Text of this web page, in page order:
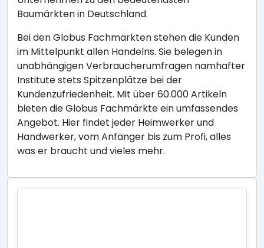
Baumärkten in Deutschland.
Bei den Globus Fachmärkten stehen die Kunden
im Mittelpunkt allen Handelns. Sie belegen in
unabhängigen Verbraucherumfragen namhafter
Institute stets Spitzenplätze bei der
Kundenzufriedenheit. Mit über 60.000 Artikeln
bieten die Globus Fachmärkte ein umfassendes
Angebot. Hier findet jeder Heimwerker und
Handwerker, vom Anfänger bis zum Profi, alles
was er braucht und vieles mehr.